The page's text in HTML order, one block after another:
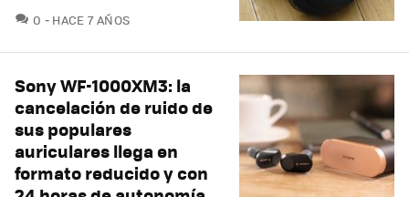
0 COMENTARIOS
HACE 7 AÑOS
Sony WF-1000XM3: la
cancelación de ruido de
sus populares
auriculares llega en
formato reducido y con